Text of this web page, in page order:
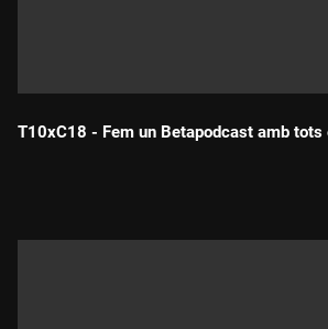
T10xC18 - Fem un Betapodcast amb